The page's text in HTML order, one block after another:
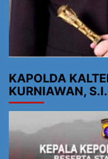
KAPOLDA
KURNIAWAN,